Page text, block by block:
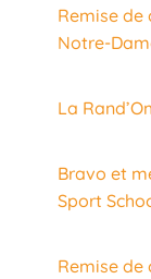
Remise de
Notre-
La
Bravo et
Sport
Remise de